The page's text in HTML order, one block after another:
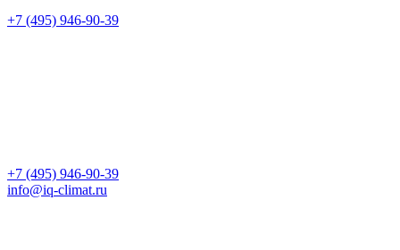
+7 (495) 946-90-39
+7 (495) 946-90-39
info@iq-climat.ru